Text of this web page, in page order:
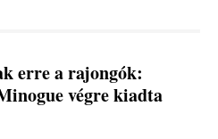
erre a rajongók:
végre kiadta